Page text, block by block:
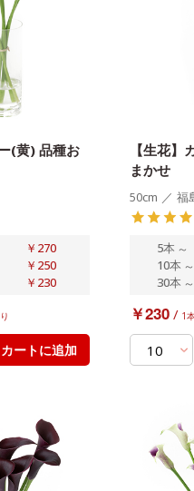
(黄) 品種お
￥270
￥250
￥230
カートに追加
【生花
まかせ
50cm ／ 福
5本 ～
10本 ～
30本 ～
￥230 / 1